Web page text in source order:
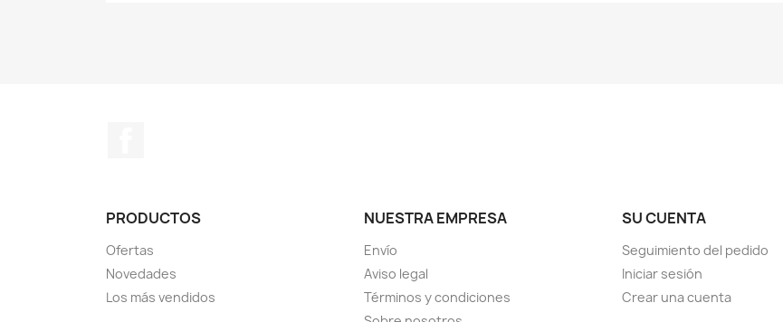
PRODUCTOS
Ofertas
Novedades
Los más vendidos
NUESTRA EMPRESA
Envío
Aviso legal
Términos y condiciones
SU CUENTA
Seguimiento del pedido
Iniciar sesión
Crear una cuenta